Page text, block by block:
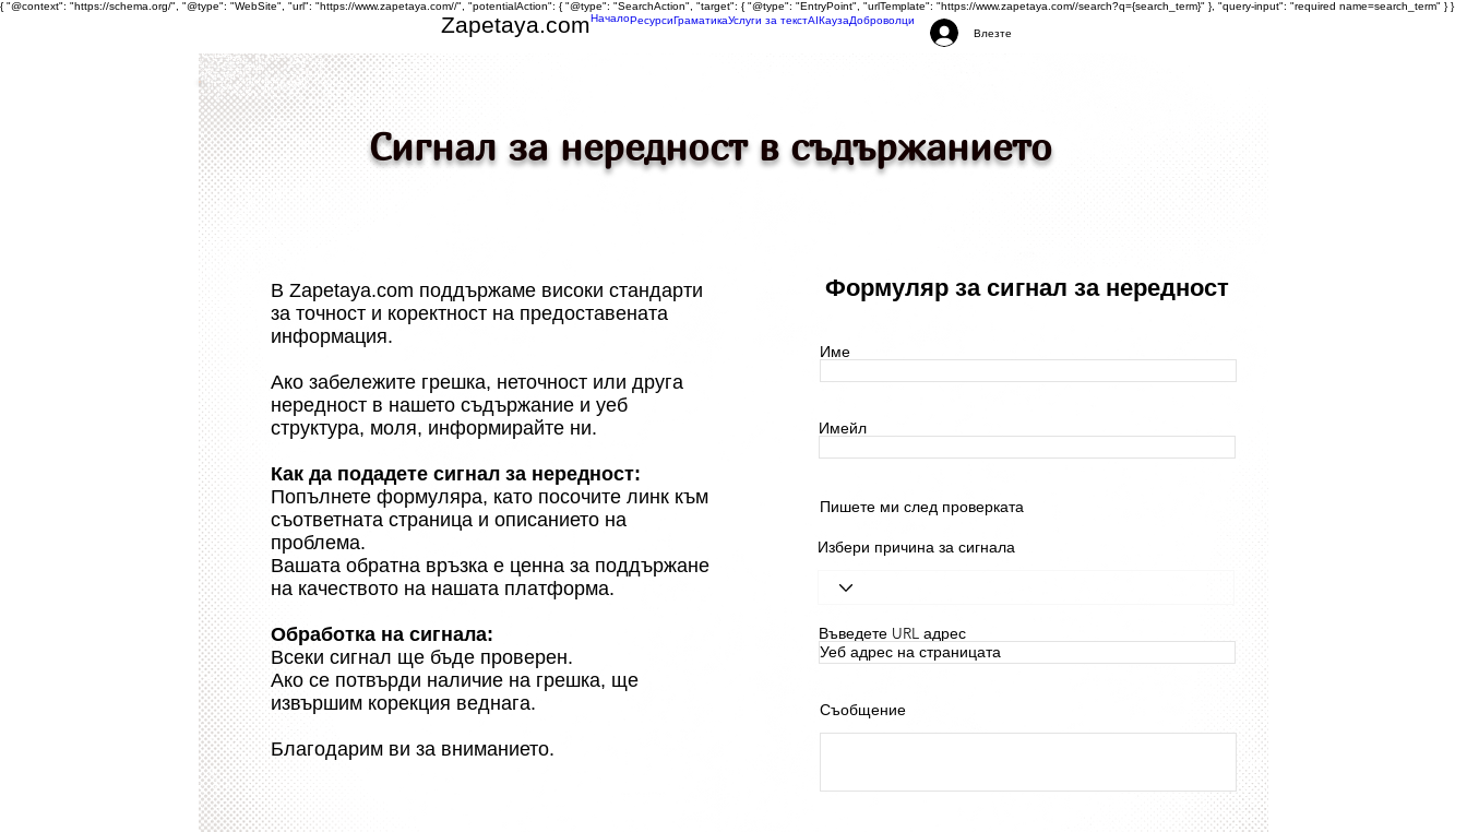
{ "@context": "https://schema.org/", "@type": "WebSite", "url": "https://www.zapetaya.com//", "potentialAction": { "@type": "SearchAction", "target": { "@type": "EntryPoint", "urlTemplate": "https://www.zapetaya.com//search?q={search_term}" }, "query-input": "required name=search_term" } }
Zapetaya.comНачалоРесурсиГраматикаУслуги за текстAIКаузаДоброволци
Влезте
Сигнал за нередност в съдържанието
В Zapetaya.com поддържаме високи стандарти
за точност и коректност на предоставената
информация.
Ако забележите грешка, неточност или друга
нередност в нашето съдържание и уеб
структура, моля, информирайте ни.
Как да подадете сигнал за нередност:
Попълнете формуляра, като посочите линк към
съответната страница и описанието на
проблема.
Вашата обратна връзка е ценна за поддържане
на качеството на нашата платформа.
Обработка на сигнала:
Всеки сигнал ще бъде проверен.
Ако се потвърди наличие на грешка, ще
извършим корекция веднага.
Благодарим ви за вниманието.
Формуляр за сигнал за нередност
Име
Имейл
Пишете ми след проверката
Избери причина за сигнала
Въведете URL адрес
Съобщение